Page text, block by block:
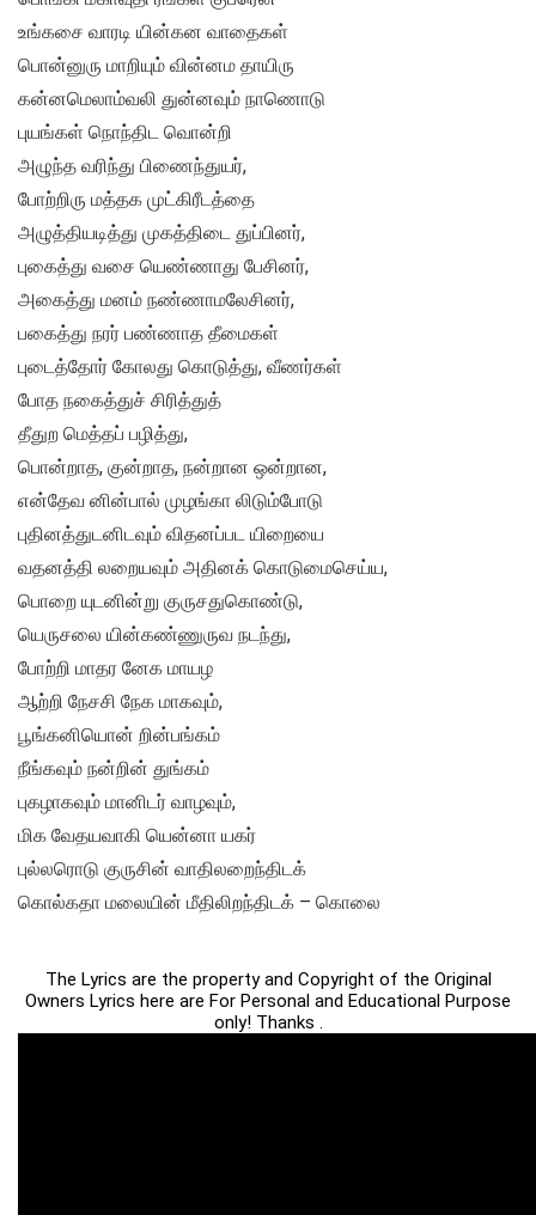
உங்கசை வாரடி யின்கன வாதைகள்
பொன்னுரு மாறியும் வின்னம தாயிரு
கன்னமெலாம்வலி துன்னவும் நாணொடு
புயங்கள் நொந்திட வொன்றி
அழுந்த வரிந்து பிணைந்துயர்,
போற்றிரு மத்தக முட்கிரீடத்தை
அழுத்தியடித்து முகத்திடை துப்பினர்,
புகைத்து வசை யெண்ணாது பேசினர்,
அகைத்து மனம் நண்ணாமலேசினர்,
பகைத்து நரர் பண்ணாத தீமைகள்
புடைத்தோர் கோலது கொடுத்து, வீணர்கள்
போத நகைத்துச் சிரித்துத்
தீதுற மெத்தப் பழித்து,
பொன்றாத, குன்றாத, நன்றான ஒன்றான,
என்தேவ னின்பால் முழங்கா லிடும்போடு
புதினத்துடனிடவும் விதனப்பட யிறையை
வதனத்தி லறையவும் அதினக் கொடுமைசெய்ய,
பொறை யுடனின்று குருசதுகொண்டு,
யெருசலை யின்கண்ணுருவ நடந்து,
போற்றி மாதர னேக மாயழ
ஆற்றி நேசசி நேக மாகவும்,
பூங்கனியொன் றின்பங்கம்
நீங்கவும் நன்றின் துங்கம்
புகழாகவும் மானிடர் வாழவும்,
மிக வேதயவாகி யென்னா யகர்
புல்லரொடு குருசின் வாதிலறைந்திடக்
கொல்கதா மலையின் மீதிலிறந்திடக் – கொலை
The Lyrics are the property and Copyright of the Original
Owners Lyrics here are For Personal and Educational Purpose
only! Thanks .